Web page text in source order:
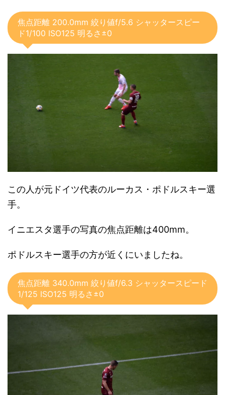
焦点距離 200.0mm 絞り値f/5.6 シャッタースピー
ド1/100 ISO125 明るさ±0
この人が元ドイツ代表のルーカス・ポドルスキー選
手。
イニエスタ選手の写真の焦点距離は400mm。
ポドルスキー選手の方が近くにいましたね。
焦点距離 340.0mm 絞り値f/6.3 シャッタースピード
1/125 ISO125 明るさ±0